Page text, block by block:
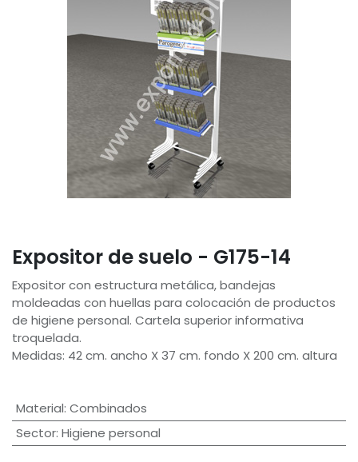
Expositor de suelo - G175-14
Expositor con estructura metálica, bandejas
moldeadas con huellas para colocación de productos
de higiene personal. Cartela superior informativa
troquelada.
Medidas: 42 cm. ancho X 37 cm. fondo X 200 cm. altura
Material: Combinados
Sector: Higiene personal